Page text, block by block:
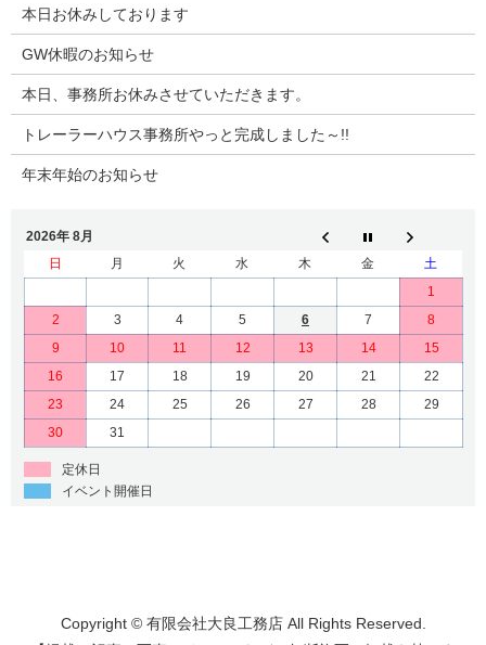
本日お休みしております
GW休暇のお知らせ
本日、事務所お休みさせていただきます。
トレーラーハウス事務所やっと完成しました～!!
年末年始のお知らせ
2026年 8月
日
月 火 水 木 金
土
1
2
3 4 5 6 7
8
9
10 11 12 13 14
15
16
17 18 19 20 21
22
23
24 25 26 27 28
29
30
31
定休日
イベント開催日
Copyright © 有限会社大良工務店 All Rights Reserved.